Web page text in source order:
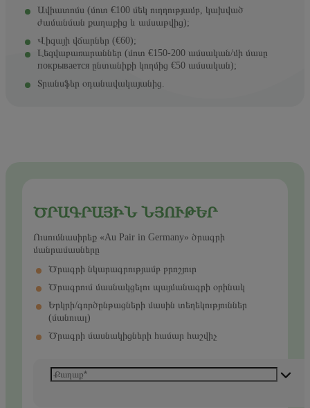
Ավիատոմս (մոտ €100 մեկ ուղղությամբ, կախված
ժամանման քաղաքից և ամսաթվից);
Վիզայի վճարներ (€60);
Լեզվաբառարաններ (մոտ €150-200 ամսական/մի մասը
покрывается ընտանիքի կողմից €50 ամսական);
Տրանսֆեր օդանավակայանից.
ԾՐԱԳՐԱՅԻՆ ՆՅՈՒԹԵՐ
Ուսումնասիրեք «Au Pair in Germany» ծրագրի
մանրամասները
Ծրագրի նկարագրությամբ բրոշյուր
Ծրագրում մասնակցելու պայմանագրի օրինակ
Երկրի/գործընթացների մասին տեղեկություններ
(մանուալ)
Ծրագրի մասնակիցների համար հաշվիչ